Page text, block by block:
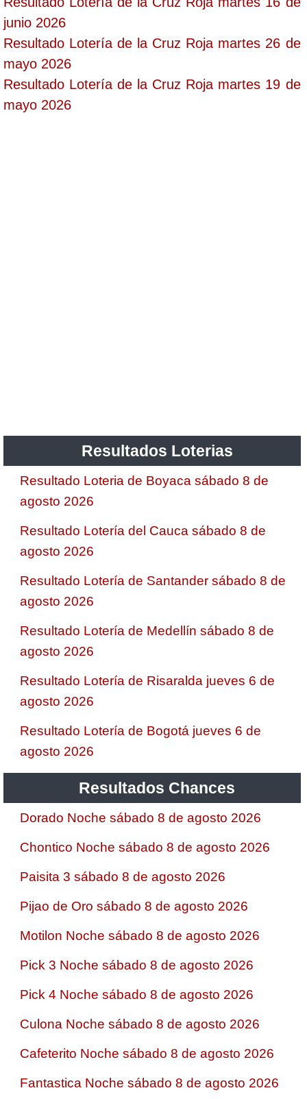
junio 2026
Resultado Lotería de la Cruz Roja martes 26 de
mayo 2026
Resultado Lotería de la Cruz Roja martes 19 de
mayo 2026
Resultados Loterias
Resultado Loteria de Boyaca sábado 8 de
agosto 2026
Resultado Lotería del Cauca sábado 8 de
agosto 2026
Resultado Lotería de Santander sábado 8 de
agosto 2026
Resultado Lotería de Medellín sábado 8 de
agosto 2026
Resultado Lotería de Risaralda jueves 6 de
agosto 2026
Resultado Lotería de Bogotá jueves 6 de
agosto 2026
Resultados Chances
Dorado Noche sábado 8 de agosto 2026
Chontico Noche sábado 8 de agosto 2026
Paisita 3 sábado 8 de agosto 2026
Pijao de Oro sábado 8 de agosto 2026
Motilon Noche sábado 8 de agosto 2026
Pick 3 Noche sábado 8 de agosto 2026
Pick 4 Noche sábado 8 de agosto 2026
Culona Noche sábado 8 de agosto 2026
Cafeterito Noche sábado 8 de agosto 2026
Fantastica Noche sábado 8 de agosto 2026